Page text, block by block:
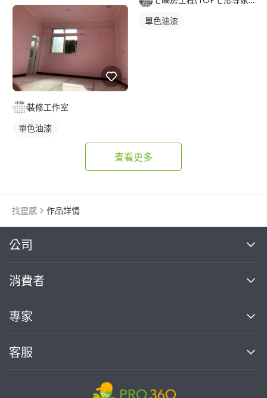
裝修工作室
單色油漆
單色油漆
查看更多
找靈感 作品詳情
公司
關於我們
部落格
加入我們
消費者
買服務
熱門服務
專家
案件中心
客服
繼續完成